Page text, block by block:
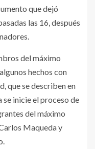
que dejó
las 16, después
del máximo
hechos con
que se describen en
inicie el proceso de
del máximo
Maqueda y